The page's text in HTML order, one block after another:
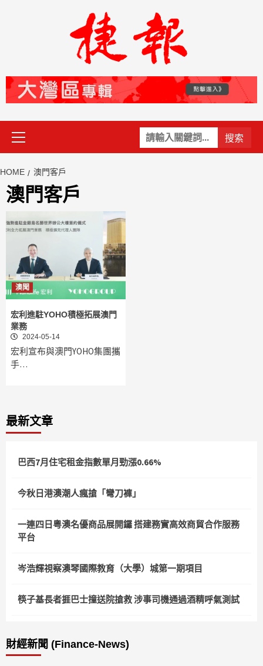
關
鍵
Primary
Menu
HOME 澳門客戶
澳門客戶
澳聞
宏利進駐YOHO積極拓展澳門
業務
2024-05-14
宏利宣布與澳門YOHO集團攜
手…
最新文章
巴西7月住宅租金指數單月勁漲0.66%
今秋日港澳潮人瘋搶「彎刀褲」
一連四日粵澳名優商品展開鑼 搭建務實高效商貿合作服務
平台
岑浩輝視察澳琴國際教育（大學）城第一期項目
筷子基長者捱巴士撞送院搶救 涉事司機通過酒精呼氣測試
財經新聞 (Finance-News)